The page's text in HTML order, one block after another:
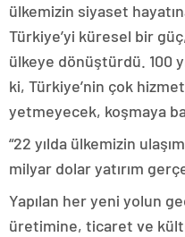
ülkemizin siyaset
Türkiye’yi küresel bir
ülkeye dönüştürdü. 100
ki, Türkiye’nin çok
yetmeyecek, koşmaya
“22 yılda ülkemizin
milyar dolar yatırım
Yapılan her yeni yolun
üretimine, ticaret ve